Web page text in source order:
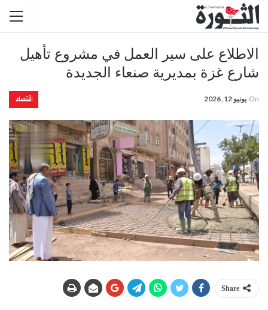
الاطلاع على سير العمل في مشروع تأهيل
شارع غزة بمديرية صنعاء الجديدة
اقتصاد On يونيو 12, 2026
Share